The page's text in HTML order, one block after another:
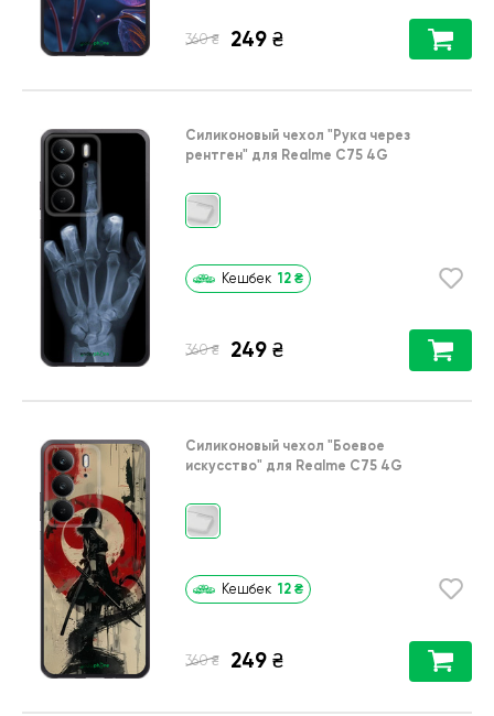
360 ₴ 249 ₴
Силиконовый чехол "Рука через
рентген" для Realme C75 4G
Кешбек 12 ₴
360 ₴ 249 ₴
Силиконовый чехол "Боевое
искусство" для Realme C75 4G
Кешбек 12 ₴
360 ₴ 249 ₴